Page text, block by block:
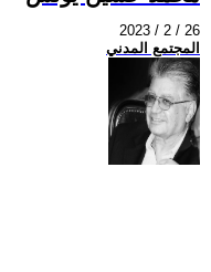
2023 / 2 / 26
المجتمع المدني